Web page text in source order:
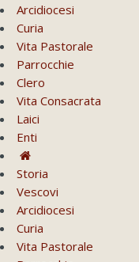
Arcidiocesi
Curia
Vita Pastorale
Parrocchie
Clero
Vita Consacrata
Laici
Enti
Storia
Vescovi
Arcidiocesi
Curia
Vita Pastorale